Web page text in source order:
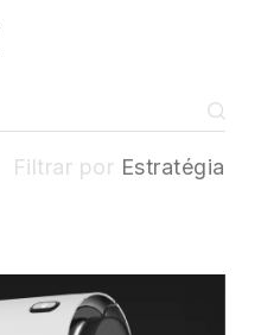
Filtrar por Estratégia